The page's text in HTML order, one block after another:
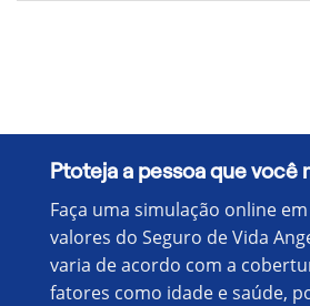
Ptoteja a pessoa que você
Faça uma simulação online
valores do Seguro de Vida
varia de acordo com a
fatores como idade e saúde,